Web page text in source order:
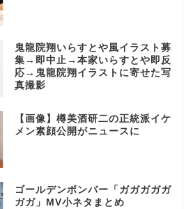
鬼龍院翔いらすとや風イラスト募
集→即中止→本家いらすとや即反
応→鬼龍院翔イラストに寄せた写
真撮影
【画像】樽美酒研二の正統派イケ
メン素顔公開がニュースに
ゴールデンボンバー「ガガガガガ
ガガ」MV小ネタまとめ